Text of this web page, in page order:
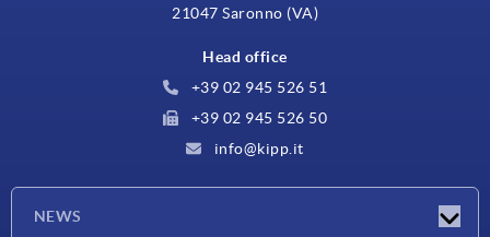
21047 Saronno (VA)
Head office
+39 02 945 526 51
+39 02 945 526 50
info@kipp.it
NEWS